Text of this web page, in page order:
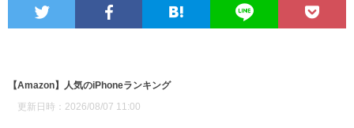
【Amazon】人気のiPhoneランキング
更新日時：2026/08/07 11:00